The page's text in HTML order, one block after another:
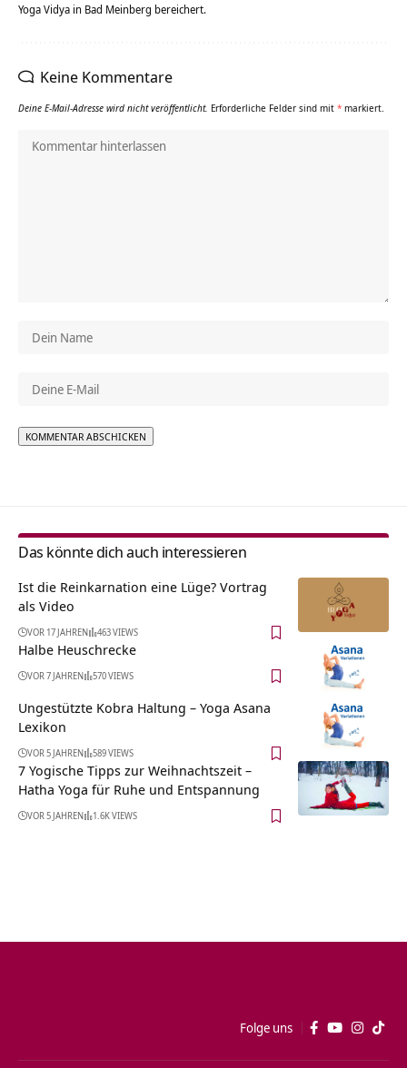
Yoga Vidya in Bad Meinberg bereichert.
Keine Kommentare
Deine E-Mail-Adresse wird nicht veröffentlicht. Erforderliche Felder sind mit * markiert.
Das könnte dich auch interessieren
Ist die Reinkarnation eine Lüge? Vortrag
als Video
VOR 17 JAHREN 463 VIEWS
Halbe Heuschrecke
VOR 7 JAHREN 570 VIEWS
Ungestützte Kobra Haltung – Yoga Asana
Lexikon
VOR 5 JAHREN 589 VIEWS
7 Yogische Tipps zur Weihnachtszeit –
Hatha Yoga für Ruhe und Entspannung
VOR 5 JAHREN 1.6K VIEWS
Folge uns